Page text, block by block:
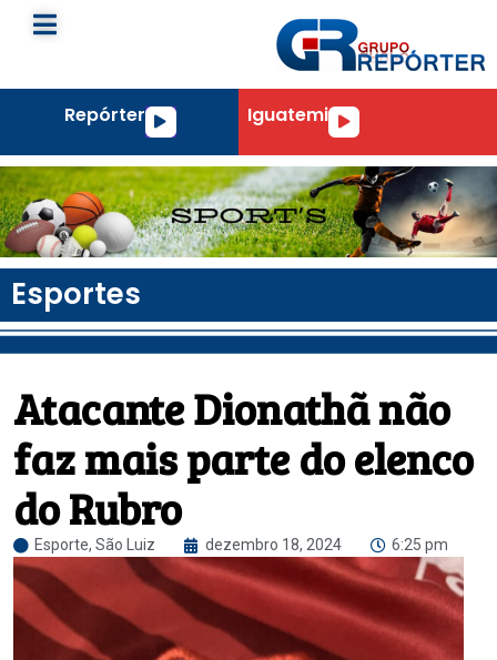
RepórterTocador
áudio
IguatemiTocador
áudio
Esportes
Atacante Dionathã não
faz mais parte do elenco
do Rubro
Esporte, São Luiz dezembro 18, 2024 6:25 pm